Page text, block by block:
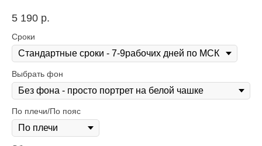
5 190 р.
Сроки
Выбрать фон
По плечи/По пояс